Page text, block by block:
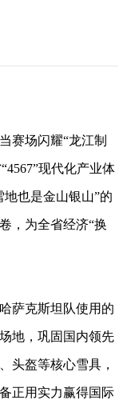
赛场闪耀“龙江制
现代化产业体
也是金山银山”的
，为全省经济“换
萨克斯坦队使用的
地，巩固国内领先
头盔等核心雪具，
正用实力赢得国际